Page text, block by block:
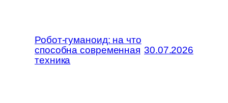
Робот-гуманоид: на что
способна современная
техника
30.07.2026